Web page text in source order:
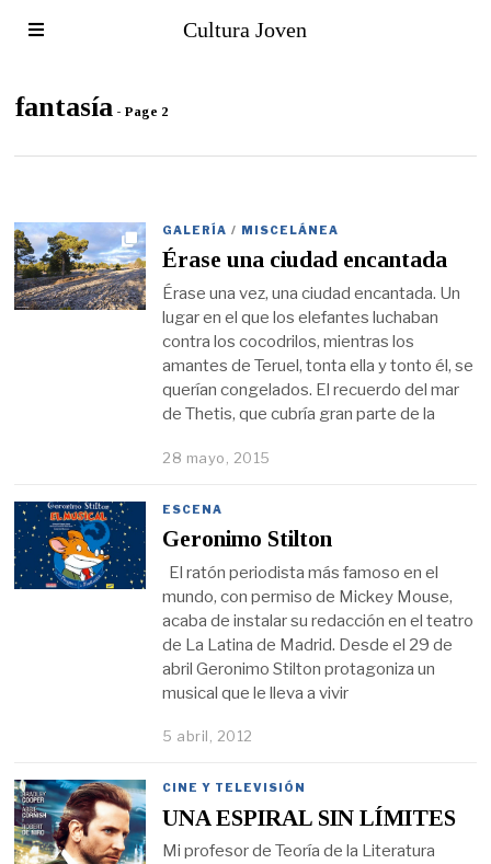
Cultura Joven
fantasía - Page 2
GALERÍA / MISCELÁNEA
Érase una ciudad encantada
Érase una vez, una ciudad encantada. Un
lugar en el que los elefantes luchaban
contra los cocodrilos, mientras los
amantes de Teruel, tonta ella y tonto él, se
querían congelados. El recuerdo del mar
de Thetis, que cubría gran parte de la
28 mayo, 2015
ESCENA
Geronimo Stilton
El ratón periodista más famoso en el
mundo, con permiso de Mickey Mouse,
acaba de instalar su redacción en el teatro
de La Latina de Madrid. Desde el 29 de
abril Geronimo Stilton protagoniza un
musical que le lleva a vivir
5 abril, 2012
CINE Y TELEVISIÓN
UNA ESPIRAL SIN LÍMITES
Mi profesor de Teoría de la Literatura